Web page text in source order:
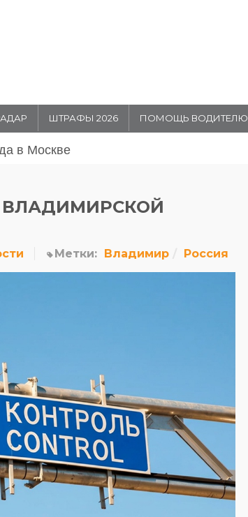
ШТРАФЫ 2026 ПОМОЩЬ ВОДИТЕЛЮ
года в Москве
ВЛАДИМИРСКОЙ
Метки: Владимир Россия